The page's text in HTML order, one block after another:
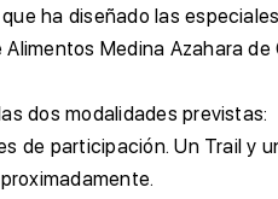
ha diseñado las
Medina Azahara
dos modalidades previstas:
de participación. Un Trail y